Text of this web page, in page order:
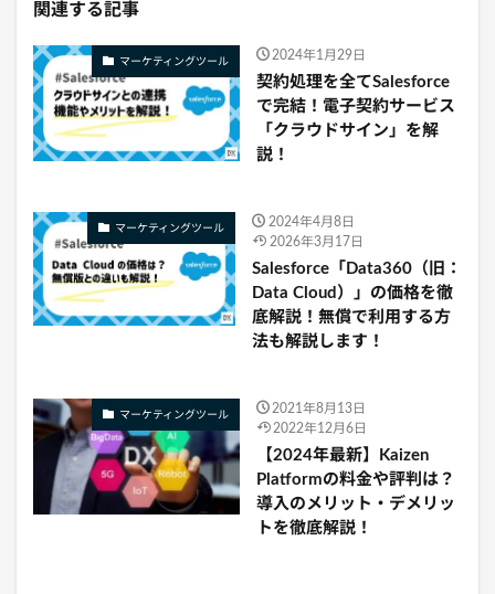
関連する記事
マーケティングツール 2024年1月29日
契約処理を全てSalesforce
で完結！電子契約サービス
「クラウドサイン」を解
説！
マーケティングツール
2024年4月8日
2026年3月17日
Salesforce「Data360（旧：
Data Cloud）」の価格を徹
底解説！無償で利用する方
法も解説します！
マーケティングツール
2021年8月13日
2022年12月6日
【2024年最新】Kaizen
Platformの料金や評判は？
導入のメリット・デメリッ
トを徹底解説！